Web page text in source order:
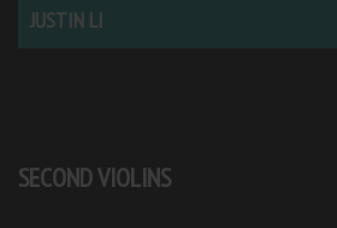
JUSTIN LI
SECOND VIOLINS